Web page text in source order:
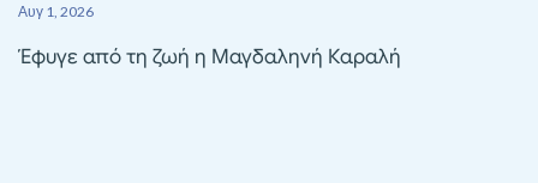
Αυγ 1, 2026
Έφυγε από τη ζωή η Μαγδαληνή Καραλή